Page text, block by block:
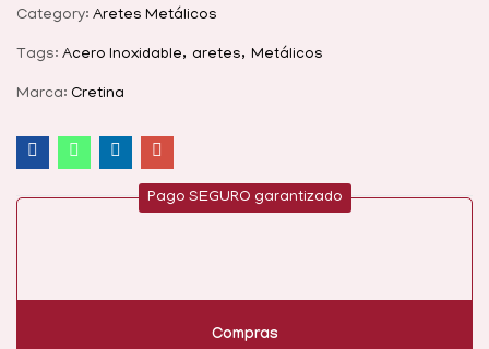
Category: Aretes Metálicos
Tags: Acero Inoxidable aretes Metálicos
Marca: Cretina
Pago SEGURO garantizado
Compras